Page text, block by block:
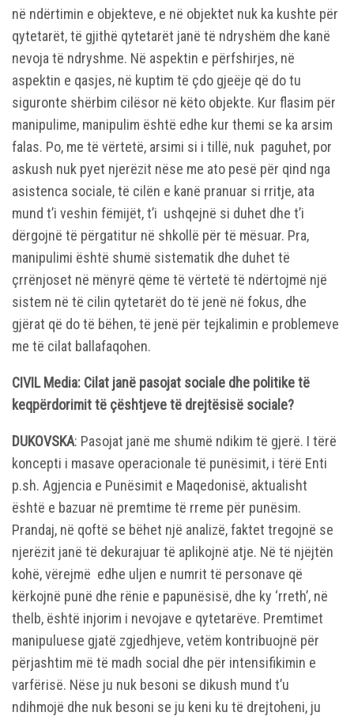
në ndërtimin e objekteve, e në objektet nuk ka kushte për
qytetarët, të gjithë qytetarët janë të ndryshëm dhe kanë
nevoja të ndryshme. Në aspektin e përfshirjes, në
aspektin e qasjes, në kuptim të çdo gjeëje që do tu
siguronte shërbim cilësor në këto objekte. Kur flasim për
manipulime, manipulim është edhe kur themi se ka arsim
falas. Po, me të vërtetë, arsimi si i tillë, nuk paguhet, por
askush nuk pyet njerëzit nëse me ato pesë për qind nga
asistenca sociale, të cilën e kanë pranuar si rritje, ata
mund t’i veshin fëmijët, t’i ushqejnë si duhet dhe t’i
dërgojnë të përgatitur në shkollë për të mësuar. Pra,
manipulimi është shumë sistematik dhe duhet të
çrrënjoset në mënyrë qëme të vërtetë të ndërtojmë një
sistem në të cilin qytetarët do të jenë në fokus, dhe
gjërat që do të bëhen, të jenë për tejkalimin e problemeve
me të cilat ballafaqohen.
CIVIL Media: Cilat janë pasojat sociale dhe politike të
keqpërdorimit të çështjeve të drejtësisë sociale?
DUKOVSKA: Pasojat janë me shumë ndikim të gjerë. I tërë
koncepti i masave operacionale të punësimit, i tërë Enti
p.sh. Agjencia e Punësimit e Maqedonisë, aktualisht
është e bazuar në premtime të rreme për punësim.
Prandaj, në qoftë se bëhet një analizë, faktet tregojnë se
njerëzit janë të dekurajuar të aplikojnë atje. Në të njëjtën
kohë, vërejmë edhe uljen e numrit të personave që
kërkojnë punë dhe rënie e papunësisë, dhe ky ‘rreth’, në
thelb, është injorim i nevojave e qytetarëve. Premtimet
manipuluese gjatë zgjedhjeve, vetëm kontribuojnë për
përjashtim më të madh social dhe për intensifikimin e
varfërisë. Nëse ju nuk besoni se dikush mund t’u
ndihmojë dhe nuk besoni se ju keni ku të drejtoheni, ju